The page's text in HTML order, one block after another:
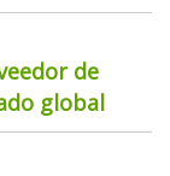
de
global